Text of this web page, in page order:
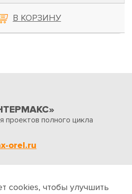
В КОРЗИНУ
проектов полного цикла
orel.ru
cookies, чтобы улучшить